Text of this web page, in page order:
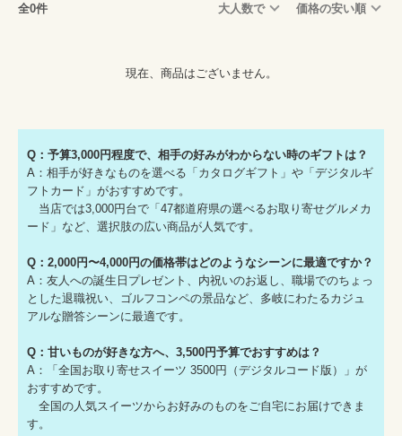
全0件 大人数で 価格の安い順
現在、商品はございません。
Q：予算3,000円程度で、相手の好みがわからない時のギフトは？
A：相手が好きなものを選べる「カタログギフト」や「デジタルギ
フトカード」がおすすめです。
当店では3,000円台で「47都道府県の選べるお取り寄せグルメカ
ード」など、選択肢の広い商品が人気です。
Q：2,000円〜4,000円の価格帯はどのようなシーンに最適ですか？
A：友人への誕生日プレゼント、内祝いのお返し、職場でのちょっ
とした退職祝い、ゴルフコンペの景品など、多岐にわたるカジュ
アルな贈答シーンに最適です。
Q：甘いものが好きな方へ、3,500円予算でおすすめは？
A：「全国お取り寄せスイーツ 3500円（デジタルコード版）」が
おすすめです。
全国の人気スイーツからお好みのものをご自宅にお届けできま
す。